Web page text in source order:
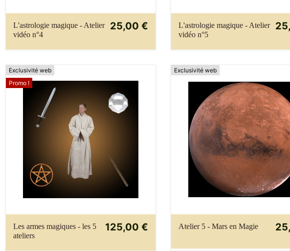
L'astrologie magique - Atelier
vidéo n°4
25,00 €
L'astrologie magique - Atelier
vidéo n°5
Exclusivité web
Promo !
Les armes magiques - les 5
ateliers
125,00 €
Exclusivité web
Atelier 5 - Mars en Magie